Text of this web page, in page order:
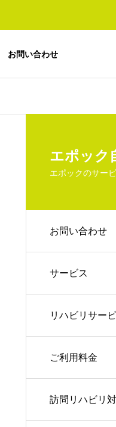
お問い合わせ
エポック
エポックのサー
お問い合わせ
サービス
リハビリサー
ご利用料金
訪問リハビリ